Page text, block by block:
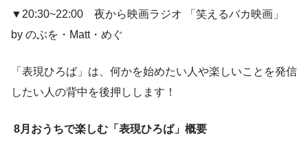
▼20:30~22:00 夜から映画ラジオ 「笑えるバカ映画」
by のぶを・Matt・めぐ
「表現ひろば」は、何かを始めたい人や楽しいことを発信
したい人の背中を後押しします！
8月おうちで楽しむ「表現ひろば」概要